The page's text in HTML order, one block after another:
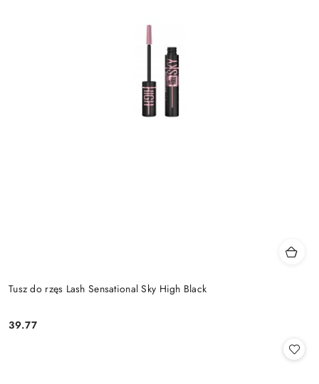
Tusz do rzęs Lash Sensational Sky High Black
Cena:
39.77